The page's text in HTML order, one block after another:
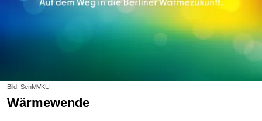
Bild: SenMVKU
Wärmewende